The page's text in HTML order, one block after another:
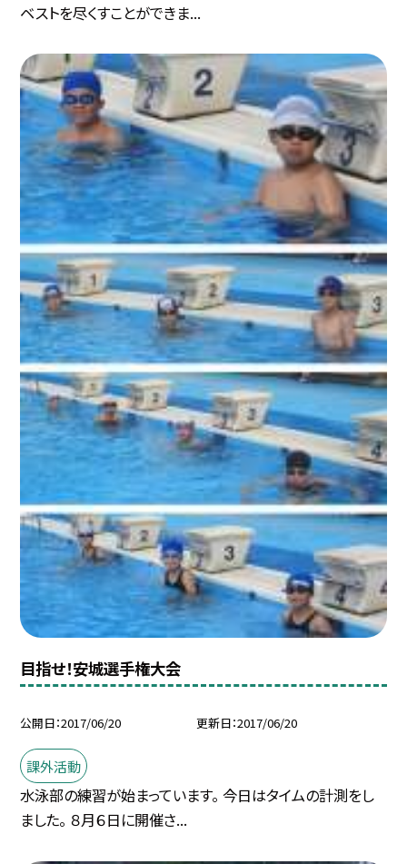
ベストを尽くすことができま...
目指せ！安城選手権大会
公開日 2017/06/20 更新日 2017/06/20
課外活動
水泳部の練習が始まっています。 今日はタイムの計測をし
ました。 ８月６日に開催さ...